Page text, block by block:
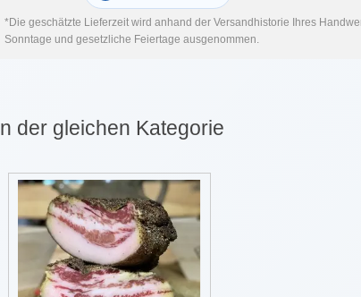
*Die geschätzte Lieferzeit wird anhand der Versandhistorie Ihres
Sonntage und gesetzliche Feiertage ausgenommen.
In der gleichen Kategorie